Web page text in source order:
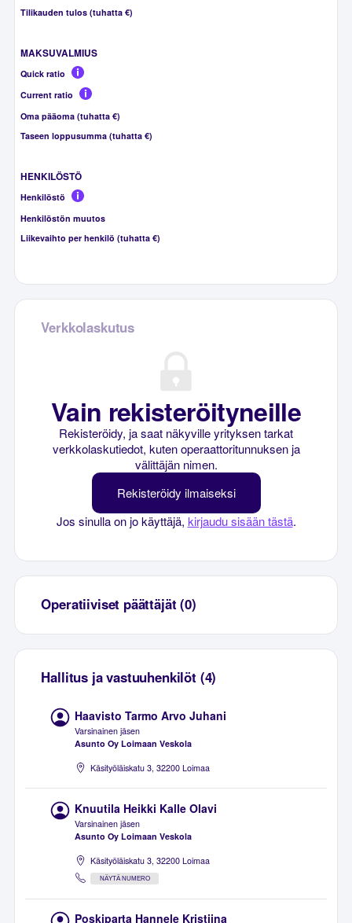
Tilikauden tulos (tuhatta €)
MAKSUVALMIUS
Quick ratio
Current ratio
Oma pääoma (tuhatta €)
Taseen loppusumma (tuhatta €)
HENKILÖSTÖ
Henkilöstö
Henkilöstön muutos
Liikevaihto per henkilö (tuhatta €)
Verkkolaskutus
Vain rekisteröityneille
Rekisteröidy, ja saat näkyville yrityksen tarkat
verkkolaskutiedot, kuten operaattoritunnuksen ja
välittäjän nimen.
Rekisteröidy ilmaiseksi
Jos sinulla on jo käyttäjä, kirjaudu sisään tästä.
Operatiiviset päättäjät (0)
Hallitus ja vastuuhenkilöt (4)
Haavisto Tarmo Arvo Juhani
Varsinainen jäsen
Asunto Oy Loimaan Veskola
Käsityöläiskatu 3, 32200 Loimaa
Knuutila Heikki Kalle Olavi
Varsinainen jäsen
Asunto Oy Loimaan Veskola
Käsityöläiskatu 3, 32200 Loimaa
NÄYTÄ NUMERO
Poskiparta Hannele Kristiina